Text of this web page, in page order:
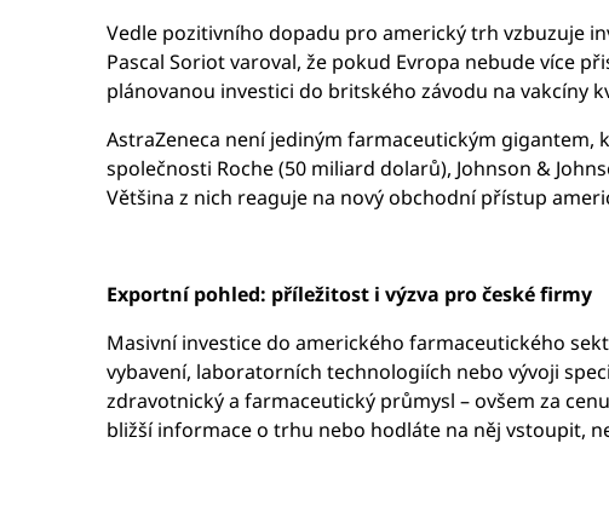
Vedle pozitivního dopadu pro americký trh vzbuzuje
Pascal Soriot varoval, že pokud Evropa nebude více
plánovanou investici do britského závodu na vakcíny
AstraZeneca není jediným farmaceutickým gigantem,
společnosti Roche (50 miliard dolarů), Johnson &
Většina z nich reaguje na nový obchodní přístup
Exportní pohled: příležitost i výzva pro české firmy
Masivní investice do amerického farmaceutického
vybavení, laboratorních technologiích nebo vývoji
zdravotnický a farmaceutický průmysl – ovšem za
bližší informace o trhu nebo hodláte na něj vstoupit,